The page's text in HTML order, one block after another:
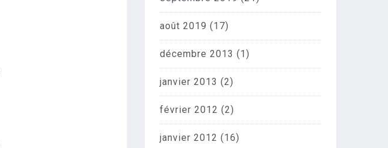
août 2019 (17)
décembre 2013 (1)
janvier 2013 (2)
février 2012 (2)
janvier 2012 (16)